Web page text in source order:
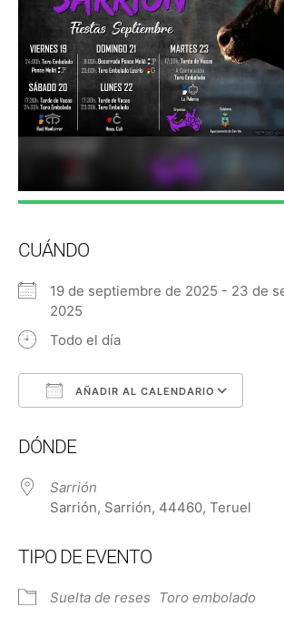
CUÁNDO
19 de septiembre de 2025 - 23 de
2025
Todo el día
AÑADIR AL CALENDARIO
DÓNDE
Sarrión
Sarrión, Sarrión, 44460, Teruel
TIPO DE EVENTO
Suelta de reses Toro embolado